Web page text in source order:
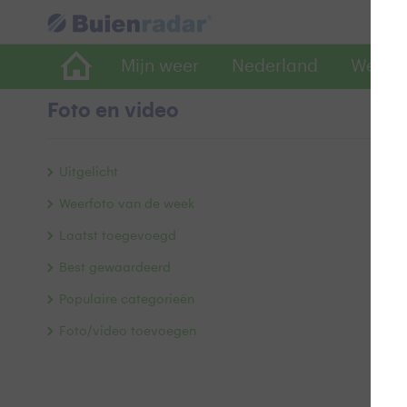
Mijn weer Nederland
Foto en video
Uitgelicht
Weerfoto van de week
Laatst toegevoegd
Best gewaardeerd
Populaire categorieën
Foto/video toevoegen